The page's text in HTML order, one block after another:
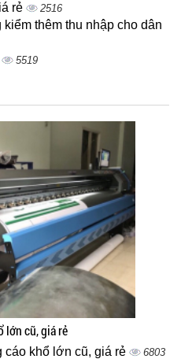
rẻ
2516
thêm thu nhập cho dân
5519
lớn cũ, giá rẻ
cáo khổ lớn cũ, giá rẻ 6803